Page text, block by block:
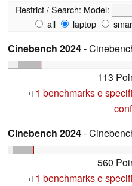
Restrict / Search: Model:
all
laptop
Cinebench 2024-
113
+ 1 benchmarks e
Cinebench 2024-
560
+ 1 benchmarks e